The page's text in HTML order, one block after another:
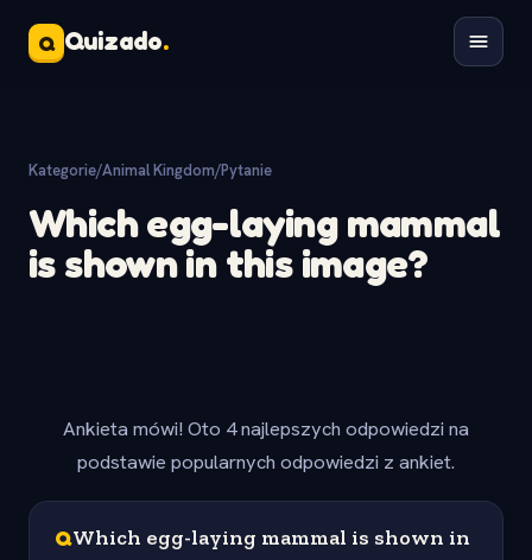
Q Quizado.
Kategorie/Animal Kingdom/Pytanie
Which egg-laying mammal
is shown in this image?
Ankieta mówi! Oto 4 najlepszych odpowiedzi na
podstawie popularnych odpowiedzi z ankiet.
QWhich egg-laying mammal is shown in